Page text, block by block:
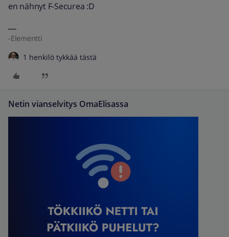
en nähnyt F-Securea :D
-Elementti
1 henkilö tykkää tästä
Netin vianselvitys OmaElisassa